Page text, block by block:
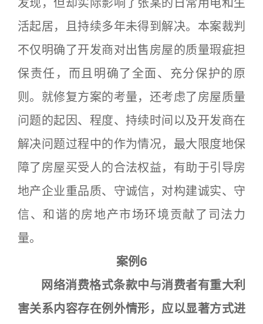
活起居，且持续多年未得到解决。本案裁判
不仅明确了开发商对出售房屋的质量瑕疵担
保责任，而且明确了全面、充分保护的原
则。就修复方案的考量，还考虑了房屋质量
问题的起因、程度、持续时间以及开发商在
解决问题过程中的作为情况，最大限度地保
障了房屋买受人的合法权益，有助于引导房
地产企业重品质、守诚信，对构建诚实、守
信、和谐的房地产市场环境贡献了司法力
量。
案例6
网络消费格式条款中与消费者有重大利
害关系内容存在例外情形，应以显著方式进